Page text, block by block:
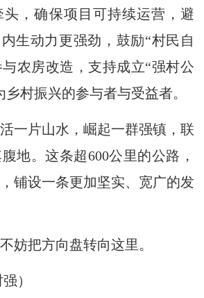
头，确保项目可持续运营，避
生动力更强劲，鼓励“村民自
农房改造，支持成立“强村公
村振兴的参与者与受益者。
片山水，崛起一群强镇，联
地。这条超600公里的公路，
铺设一条更加坚实、宽广的发
把方向盘转向这里。
）